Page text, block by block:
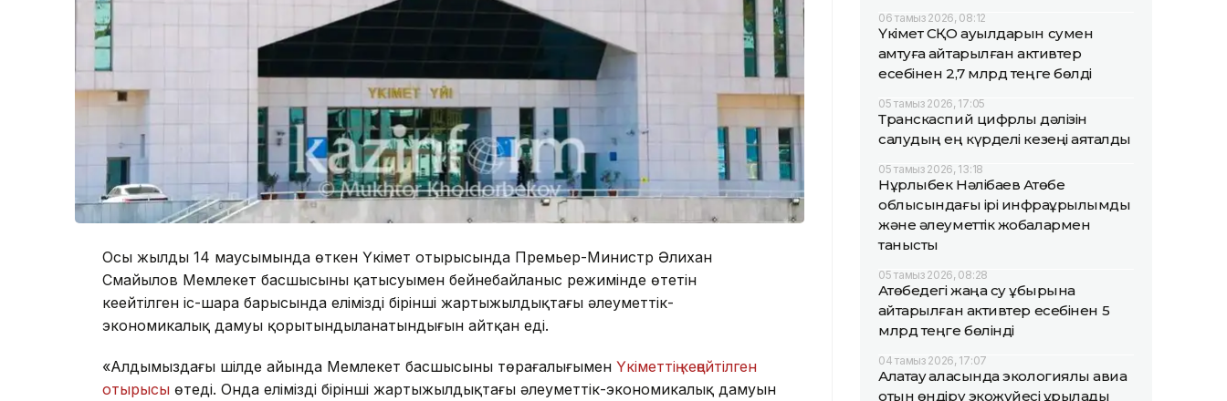
Осы жылдың 14 маусымында өткен Үкімет отырысында Премьер-Министр Әлихан
Смайылов Мемлекет басшысының қатысуымен бейнебайланыс режимінде өтетін
кеңейтілген іс-шара барысында еліміздің бірінші жартыжылдықтағы әлеуметтік-
экономикалық дамуы қорытындыланатындығын айтқан еді.
«Алдымыздағы шілде айында Мемлекет басшысының төрағалығымен Үкіметтің кеңейтілген
отырысы өтеді. Онда еліміздің бірінші жартыжылдықтағы әлеуметтік-экономикалық дамуын
06 тамыз 2026, 08:12
Үкімет СҚО ауылдарын сумен
қамтуға қайтарылған активтер
есебінен 2,7 млрд теңге бөлді
05 тамыз 2026, 17:05
Транскаспий цифрлық дәлізін
салудың ең күрделі кезеңі аяқталды
05 тамыз 2026, 13:18
Нұрлыбек Нәлібаев Ақтөбе
облысындағы ірі инфрақұрылымдық
және әлеуметтік жобалармен
танысты
05 тамыз 2026, 08:28
Ақтөбедегі жаңа су құбырына
қайтарылған активтер есебінен 5
млрд теңге бөлінді
04 тамыз 2026, 17:07
Алатау қаласында экологиялық авиа
отын өндіру экожүйесі құрылады